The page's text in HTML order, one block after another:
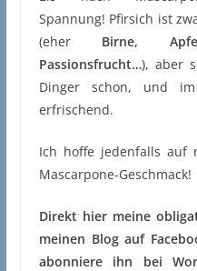
Spannung! Pfirsich ist
(eher Birne,
Passionsfrucht…), aber
Dinger schon, und
erfrischend.
Ich hoffe jedenfalls auf
Mascarpone-Geschmack!
Direkt hier meine
meinen Blog auf
abonniere ihn bei